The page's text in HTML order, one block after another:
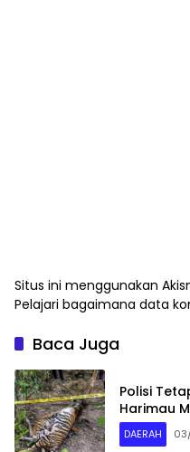
Situs ini menggunakan
Pelajari bagaimana data
Baca Juga
Polisi
Harimau
DAERAH